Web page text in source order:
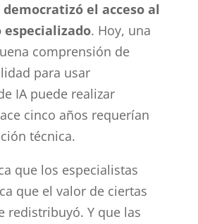
democratizó el acceso al
. Hoy, una
comprensión de
para usar
IA puede realizar
cinco años requerían
técnica.
que los especialistas
que el valor de ciertas
redistribuyó. Y que las